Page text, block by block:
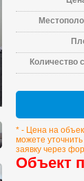
Количество
* - Цена на
можете
заявку через
Объект